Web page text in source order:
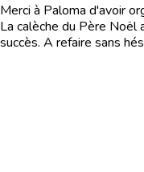
Merci à Paloma d'avoir
La calèche du Père Noël
succès. A refaire sans